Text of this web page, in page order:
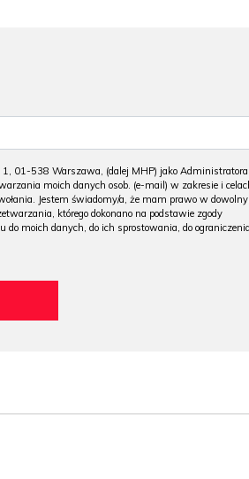
01-538 Warszawa, (dalej MHP) jako Administratora
moich danych osob. (e-mail) w zakresie i
Jestem świadomy/a, że mam prawo w
którego dokonano na podstawie zgody
do moich danych, do ich sprostowania, do ograniczenia